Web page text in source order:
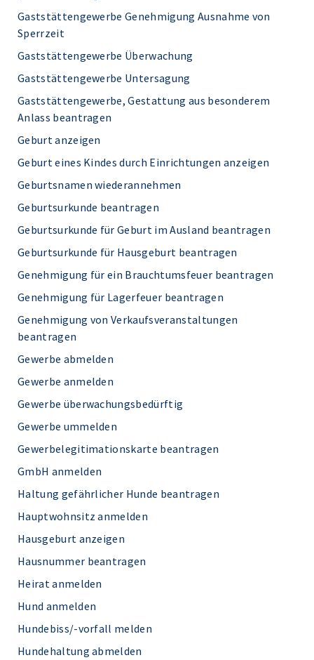
Gaststättengewerbe Genehmigung Ausnahme von
Sperrzeit
Gaststättengewerbe Überwachung
Gaststättengewerbe Untersagung
Gaststättengewerbe, Gestattung aus besonderem
Anlass beantragen
Geburt anzeigen
Geburt eines Kindes durch Einrichtungen anzeigen
Geburtsnamen wiederannehmen
Geburtsurkunde beantragen
Geburtsurkunde für Geburt im Ausland beantragen
Geburtsurkunde für Hausgeburt beantragen
Genehmigung für ein Brauchtumsfeuer beantragen
Genehmigung für Lagerfeuer beantragen
Genehmigung von Verkaufsveranstaltungen
beantragen
Gewerbe abmelden
Gewerbe anmelden
Gewerbe überwachungsbedürftig
Gewerbe ummelden
Gewerbelegitimationskarte beantragen
GmbH anmelden
Haltung gefährlicher Hunde beantragen
Hauptwohnsitz anmelden
Hausgeburt anzeigen
Hausnummer beantragen
Heirat anmelden
Hund anmelden
Hundebiss/-vorfall melden
Hundehaltung abmelden